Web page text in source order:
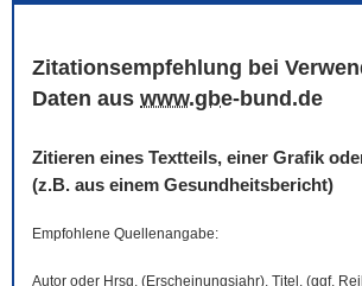
Zitationsempfehlung bei
Daten aus www.gbe-bund.de
Zitieren eines Textteils, einer Grafik
(z.B. aus einem Gesundheitsbericht)
Empfohlene Quellenangabe:
Autor oder Hrsg. (Erscheinungsjahr). Titel. (ggf.